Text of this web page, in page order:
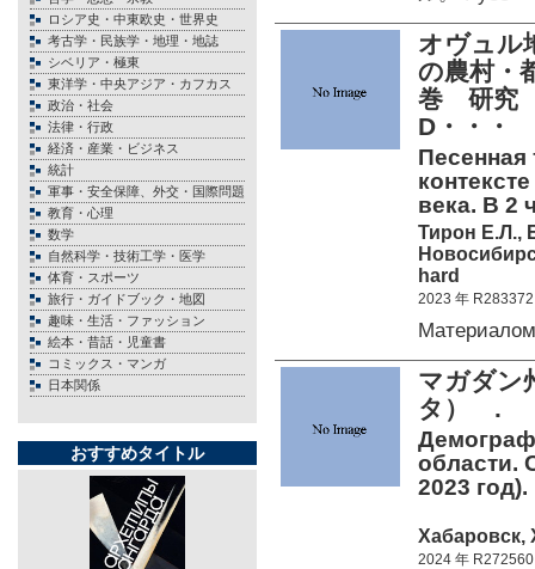
ロシア史・中東欧史・世界史
考古学・民族学・地理・地誌
シベリア・極東
東洋学・中央アジア・カフカス
政治・社会
法律・行政
経済・産業・ビジネス
統計
軍事・安全保障、外交・国際問題
教育・心理
数学
自然科学・技術工学・医学
体育・スポーツ
旅行・ガイドブック・地図
趣味・生活・ファッション
絵本・昔話・児童書
コミックス・マンガ
日本関係
おすすめタイトル
オヴュル
の農村・
巻 研究
D・・・
Песенная
века. В 2
Тирон Е.Л.,
hard
2023 年 R283372
マガダン
タ） .
области.
2023 год).
Хабаровск,
2024 年 R272560